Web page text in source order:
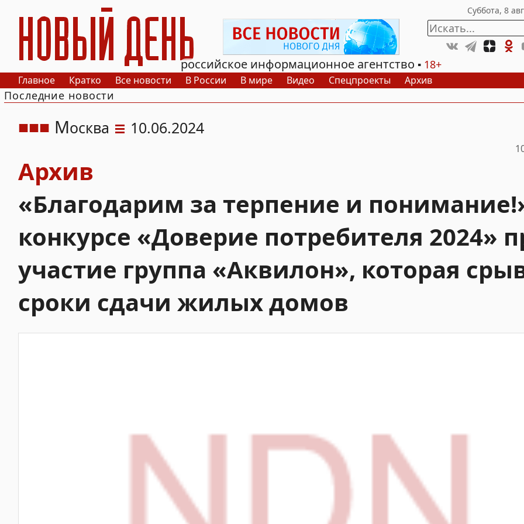
РИА Новый День
российское информационное агентство
18+
Главное Кратко Все новости В России В мире Видео Спецпроекты Архив
Последние новости
Москва 10.06.2024
Архив
«Благодарим за терпение и
конкурсе «Доверие потребителя 2024»
участие группа «Аквилон», которая
сроки сдачи жилых домов